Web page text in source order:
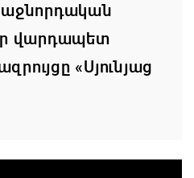
վարդապետ
«Սյունյաց